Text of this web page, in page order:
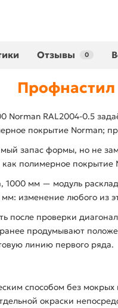
Отзывы 0
Norman RAL2004-0.5
покрытие Norman;
запас формы, но не
полимерное
1000 мм — модуль
изменение любого из
после проверки
продумывают
линию первого ряда.
способом без мокрых
окраски